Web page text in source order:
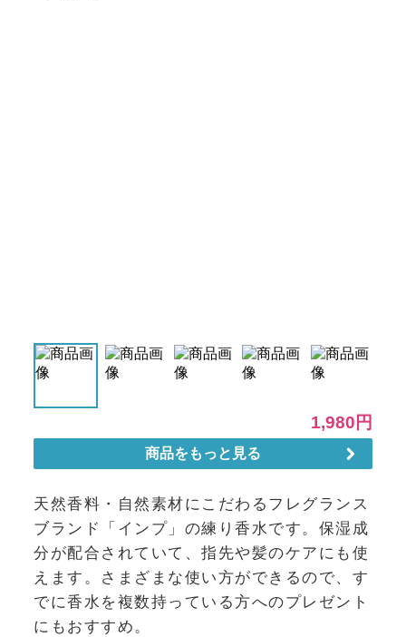
天然香料・自然素材にこだわるフレグランス
ブランド「インプ」の練り香水です。保湿成
分が配合されていて、指先や髪のケアにも使
えます。さまざまな使い方ができるので、す
でに香水を複数持っている方へのプレゼント
にもおすすめ。